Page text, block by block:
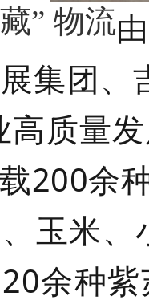
” 物流
集团、
高质量
200余
玉米
余种